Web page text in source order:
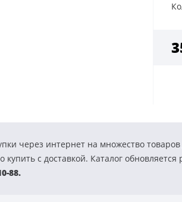
через интернет на множество
с доставкой. Каталог
88.